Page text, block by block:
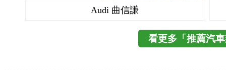
Audi 曲信謙
看更多「推薦汽